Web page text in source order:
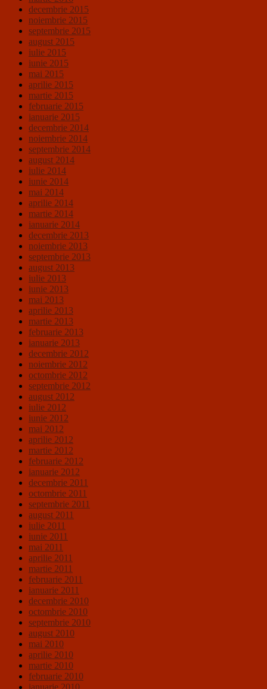
decembrie 2015
noiembrie 2015
septembrie 2015
august 2015
iulie 2015
iunie 2015
mai 2015
aprilie 2015
martie 2015
februarie 2015
ianuarie 2015
decembrie 2014
noiembrie 2014
septembrie 2014
august 2014
iulie 2014
iunie 2014
mai 2014
aprilie 2014
martie 2014
ianuarie 2014
decembrie 2013
noiembrie 2013
septembrie 2013
august 2013
iulie 2013
iunie 2013
mai 2013
aprilie 2013
martie 2013
februarie 2013
ianuarie 2013
decembrie 2012
noiembrie 2012
octombrie 2012
septembrie 2012
august 2012
iulie 2012
iunie 2012
mai 2012
aprilie 2012
martie 2012
februarie 2012
ianuarie 2012
decembrie 2011
octombrie 2011
septembrie 2011
august 2011
iulie 2011
iunie 2011
mai 2011
aprilie 2011
martie 2011
februarie 2011
ianuarie 2011
decembrie 2010
octombrie 2010
septembrie 2010
august 2010
mai 2010
aprilie 2010
martie 2010
februarie 2010
ianuarie 2010